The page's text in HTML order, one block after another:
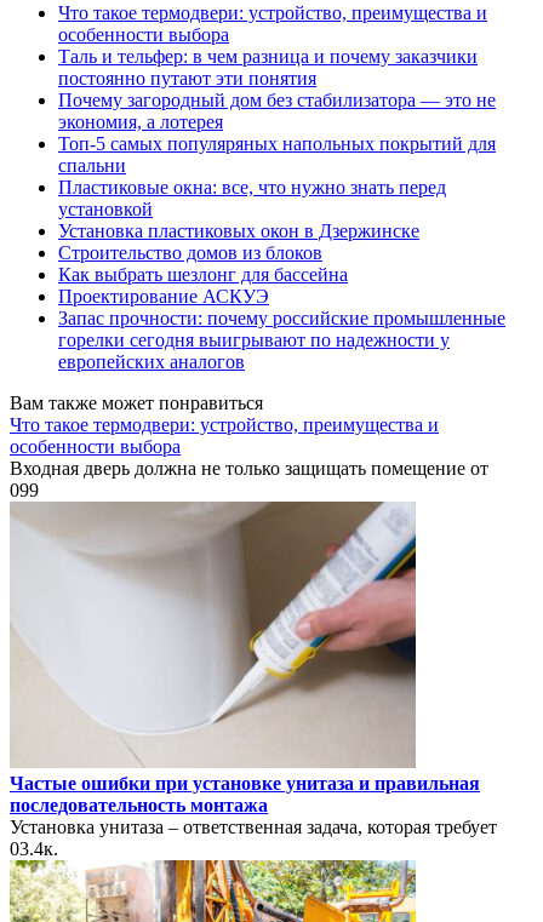
Что такое термодвери: устройство, преимущества и
особенности выбора
Таль и тельфер: в чем разница и почему заказчики
постоянно путают эти понятия
Почему загородный дом без стабилизатора — это не
экономия, а лотерея
Топ-5 самых популяряных напольных покрытий для
спальни
Пластиковые окна: все, что нужно знать перед
установкой
Установка пластиковых окон в Дзержинске
Строительство домов из блоков
Как выбрать шезлонг для бассейна
Проектирование АСКУЭ
Запас прочности: почему российские промышленные
горелки сегодня выигрывают по надежности у
европейских аналогов
Вам также может понравиться
Что такое термодвери: устройство, преимущества и
особенности выбора
Входная дверь должна не только защищать помещение от
099
Частые ошибки при установке унитаза и правильная
последовательность монтажа
Установка унитаза – ответственная задача, которая требует
03.4к.